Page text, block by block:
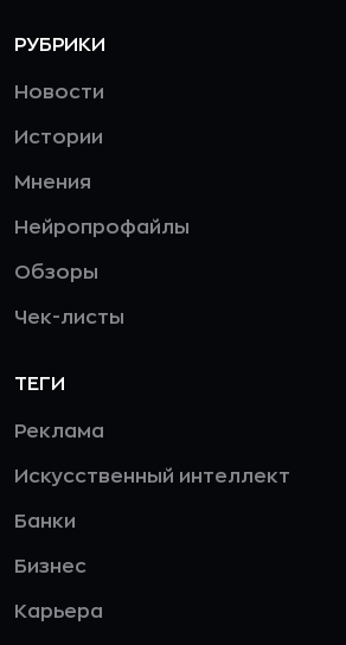
РУБРИКИ
Новости
Истории
Мнения
Нейропрофайлы
Обзоры
Чек-листы
ТЕГИ
Реклама
Искусственный интеллект
Банки
Бизнес
Карьера